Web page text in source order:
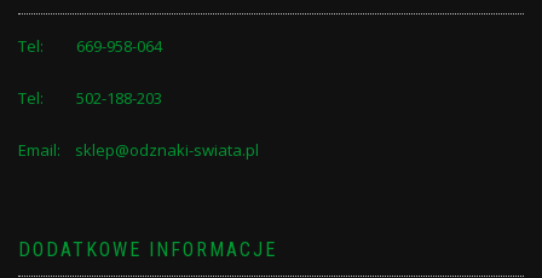
Tel: 669-958-064
Tel: 502-188-203
Email: sklep@odznaki-swiata.pl
DODATKOWE INFORMACJE